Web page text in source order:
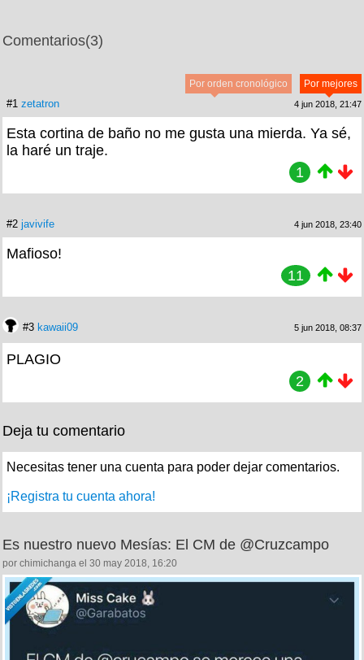
Comentarios(3)
Por mejores
Por orden cronológico
#1 zetatron 4 jun 2018, 21:47
Esta cortina de baño no me gusta una mierda. Ya sé,
la haré un traje.
1
#2 javivife 4 jun 2018, 23:40
Mafioso!
11
#3 kawaii09 5 jun 2018, 08:37
PLAGIO
2
Deja tu comentario
Necesitas tener una cuenta para poder dejar comentarios.
¡Registra tu cuenta ahora!
Es nuestro nuevo Mesías: El CM de @Cruzcampo
por chimichanga el 30 may 2018, 16:20